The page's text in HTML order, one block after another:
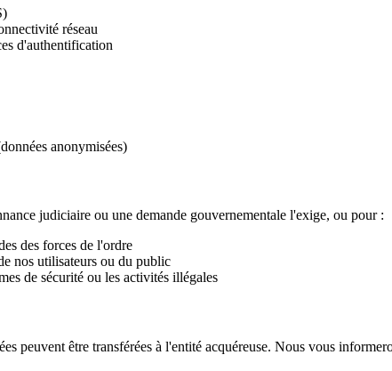
réseau
d'authentification
anonymisées)
judiciaire ou une demande gouvernementale l'exige, ou pour :
des forces de l'ordre
nos utilisateurs ou du public
de sécurité ou les activités illégales
peuvent être transférées à l'entité acquéreuse. Nous vous